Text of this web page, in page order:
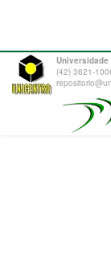
Universidade
(42) 3621-